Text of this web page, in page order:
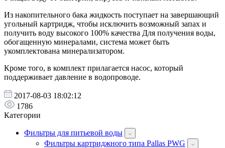
Из накопительного бака жидкость поступает на завершающий
угольный картридж, чтобы исключить возможный запах и
получить воду высокого 100% качества Для получения воды,
обогащенную минералами, система может быть
укомплектована минерализатором.
Кроме того, в комплект прилагается насос, который
поддерживает давление в водопроводе.
2017-08-03 18:02:12
1786
Категории
Фильтры для питьевой воды
Фильтры картриджного типа Pallas PWG